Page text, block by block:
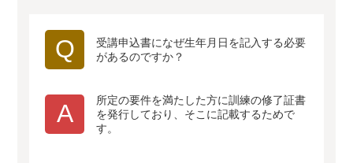
Q
受講申込書になぜ生年月日を記入する必要
があるのですか？
A
所定の要件を満たした方に訓練の修了証書
を発行しており、そこに記載するためで
す。